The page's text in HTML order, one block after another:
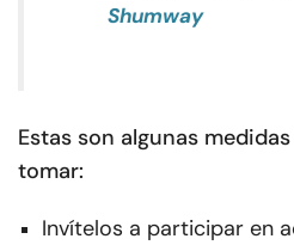
Shumway
Estas son algunas
tomar:
Invítelos a participar en